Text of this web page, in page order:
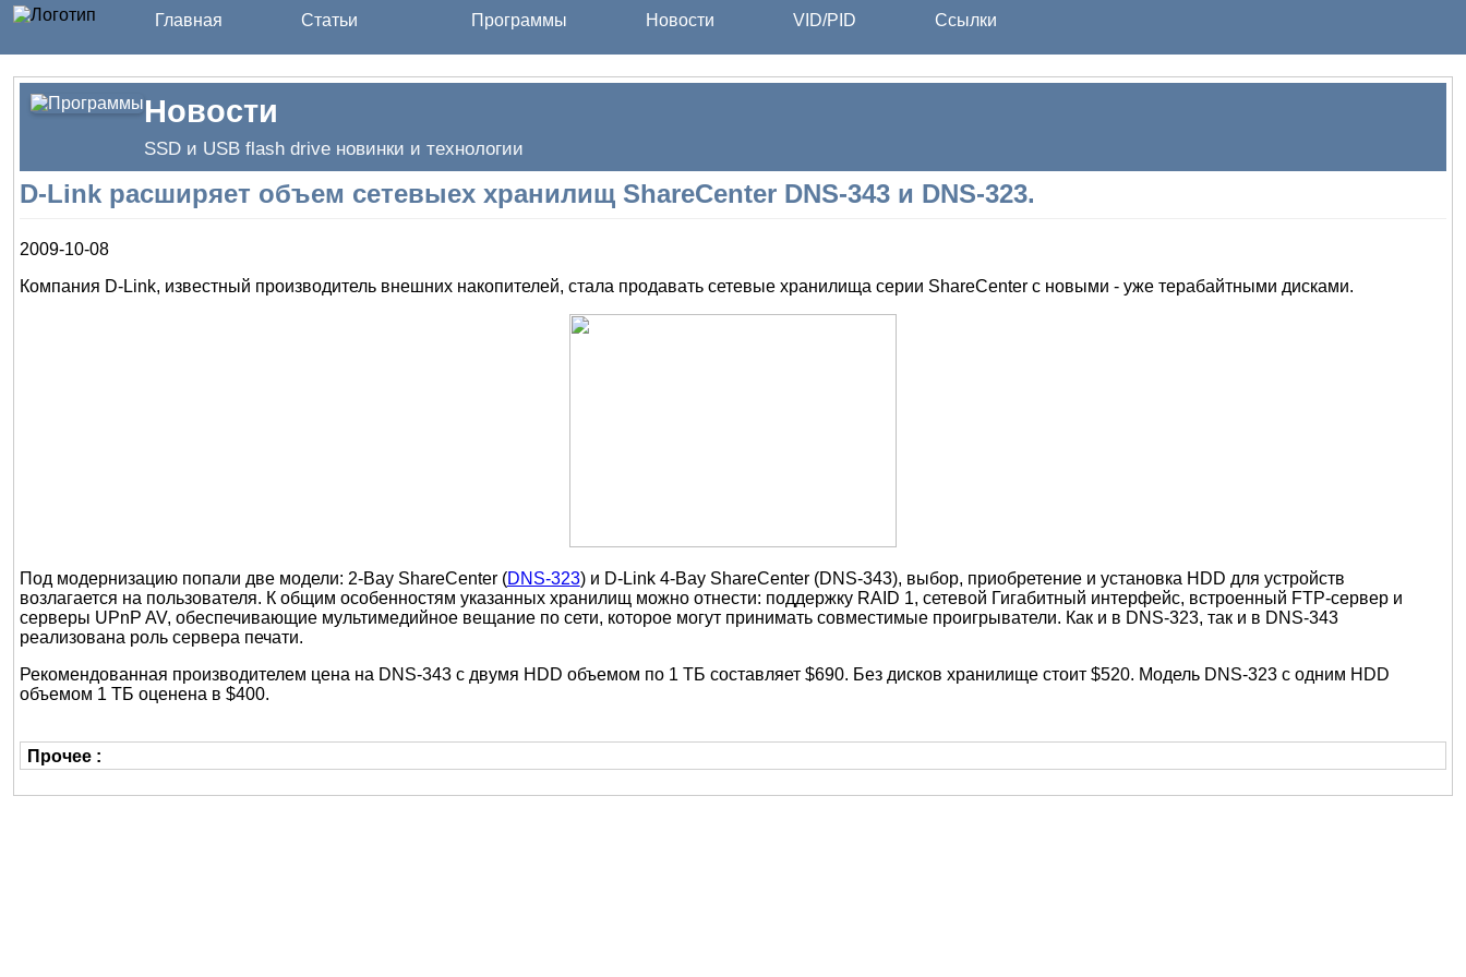
Главная Статьи Программы Новости VID/PID Ссылки
Новости
SSD и USB flash drive новинки и технологии
D-Link расширяет объем сетевыех хранилищ ShareCenter DNS-343 и DNS-323.
2009-10-08
Компания D-Link, известный производитель внешних накопителей, стала продавать сетевые хранилища серии ShareCenter с новыми - уже терабайтными дисками.
Под модернизацию попали две модели: 2-Bay ShareCenter (DNS-323) и D-Link 4-Bay ShareCenter (DNS-343), выбор, приобретение и установка HDD для устройств
возлагается на пользователя. К общим особенностям указанных хранилищ можно отнести: поддержку RAID 1, сетевой Гигабитный интерфейс, встроенный FTP-сервер и
серверы UPnP AV, обеспечивающие мультимедийное вещание по сети, которое могут принимать совместимые проигрыватели. Как и в DNS-323, так и в DNS-343
реализована роль сервера печати.
Рекомендованная производителем цена на DNS-343 с двумя HDD объемом по 1 ТБ составляет $690. Без дисков хранилище стоит $520. Модель DNS-323 с одним HDD
объемом 1 ТБ оценена в $400.
Прочее :